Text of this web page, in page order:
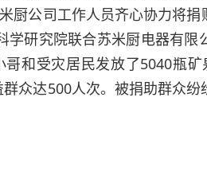
厨公司工作人员齐心协力将
学研究院联合苏米厨电器有
和受灾居民发放了5040瓶矿
众达500人次。被捐助群众